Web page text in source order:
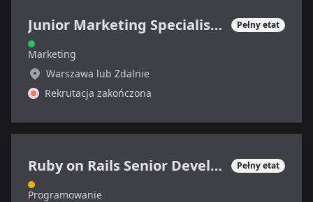
Junior Marketing Specialist (sektor SAAS, B2B) Pełny etat
Marketing
Warszawa lub Zdalnie
Rekrutacja zakończona
Ruby on Rails Senior Developer Pełny etat
Programowanie